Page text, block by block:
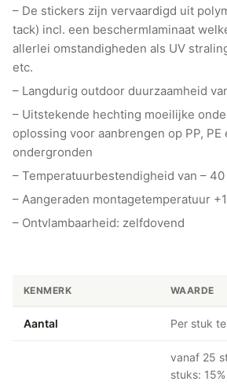
– De stickers zijn vervaardigd uit
tack) incl. een beschermlaminaat
allerlei omstandigheden als UV
etc.
– Langdurig outdoor duurzaamheid
– Uitstekende hechting moeilijke
oplossing voor aanbrengen op PP, PE
ondergronden
– Temperatuurbestendigheid van – 40
– Aangeraden montagetemperatuur
– Ontvlambaarheid: zelfdovend
KENMERK WAARDE
Aantal Per stuk
vanaf 25
stuks: